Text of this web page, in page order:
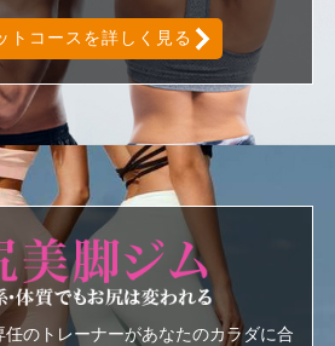
トコースを詳しく見る
美尻美脚ジ
のトレーナーがあなたのカラダに合